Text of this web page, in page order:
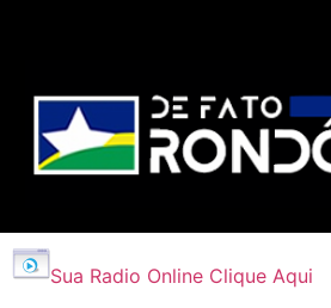
Sua Radio Online Clique Aqui